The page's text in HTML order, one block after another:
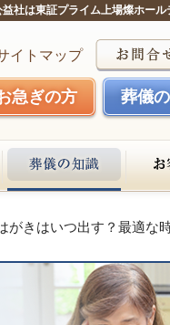
益社は東証プライム上場燦ホール
イトマップ
急ぎの方 葬儀
がきはいつ出す？最適な